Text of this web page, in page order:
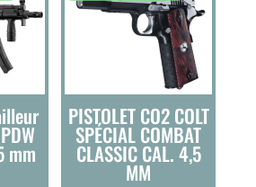
mm
PISTOLET CO2 COLT
SPÉCIAL COMBAT
CLASSIC CAL. 4,5
MM